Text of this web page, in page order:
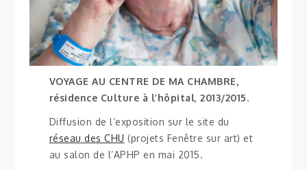
VOYAGE AU CENTRE DE MA CHAMBRE,
résidence Culture à l’hôpital,2013/2015.
Diffusion de l’exposition sur le site du
réseau des CHU (projets Fenêtre sur art) et
au salon de l’APHP en mai 2015.